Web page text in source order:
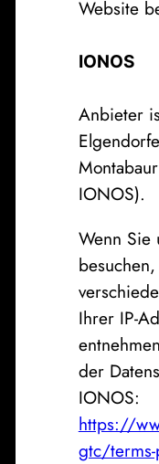
Website
IONOS
Anbieter
IONOS).
Wenn Sie
Ihrer IP-
der
IONOS:
https://
gtc/terms-